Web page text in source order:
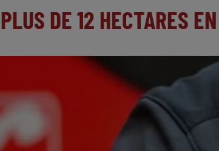
DE 12 HECTARES